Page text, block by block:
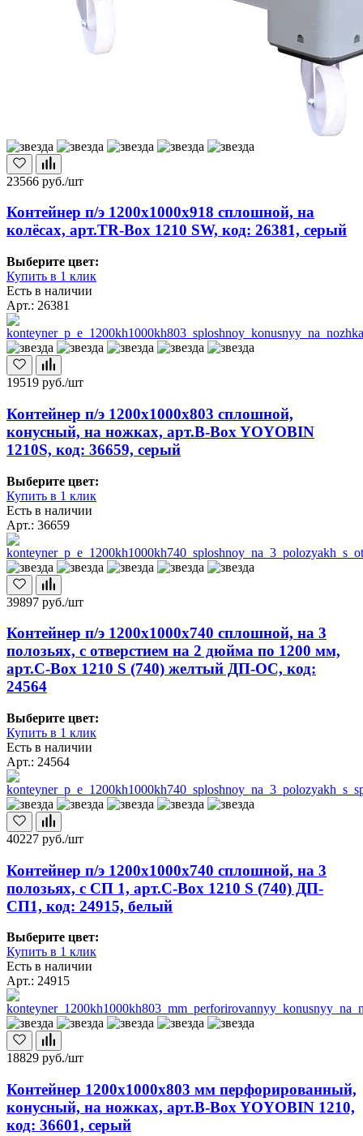
23566 руб./шт
Контейнер п/э 1200х1000х918 сплошной, на
колёсах, арт.TR-Box 1210 SW, код: 26381, серый
Выберите цвет:
Купить в 1 клик
Есть в наличии
Арт.: 26381
19519 руб./шт
Контейнер п/э 1200х1000х803 сплошной,
конусный, на ножках, арт.B-Box YOYOBIN
1210S, код: 36659, серый
Выберите цвет:
Купить в 1 клик
Есть в наличии
Арт.: 36659
39897 руб./шт
Контейнер п/э 1200х1000х740 сплошной, на 3
полозьях, с отверстием на 2 дюйма по 1200 мм,
арт.C-Box 1210 S (740) желтый ДП-ОС, код:
24564
Выберите цвет:
Купить в 1 клик
Есть в наличии
Арт.: 24564
40227 руб./шт
Контейнер п/э 1200х1000х740 сплошной, на 3
полозьях, с СП 1, арт.C-Box 1210 S (740) ДП-
СП1, код: 24915, белый
Выберите цвет:
Купить в 1 клик
Есть в наличии
Арт.: 24915
18829 руб./шт
Контейнер 1200х1000х803 мм перфорированный,
конусный, на ножках, арт.B-Box YOYOBIN 1210,
код: 36601, серый